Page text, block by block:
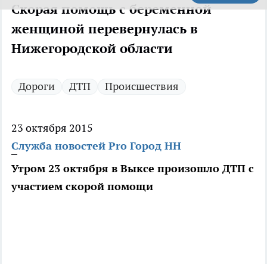
Скорая помощь с беременной
женщиной перевернулась в
Нижегородской области
Дороги ДТП Происшествия
23 октября 2015
Служба новостей Pro Город НН
Утром 23 октября в Выксе произошло ДТП с
участием скорой помощи